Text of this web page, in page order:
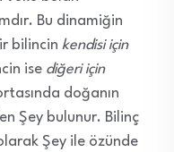
Bu dinamiğin
bilincin kendisi için
ise diğeri için
doğanın
Şey bulunur. Bilinç
Şey ile özünde